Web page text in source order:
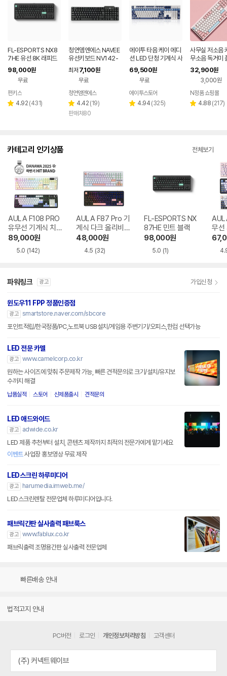
FL-ESPORTS NX8
7HE 유선 8K 래피드
트리거 자석축 키보드
민트 블랙, 저소음스톰
98,000원
무료
페이
펀키스
별 4.92 리
(431)
청연엠엔에스 NAVEE
유선키보드 NV142-
KB15U 저소음 슬림
블랙
최저 7,100원
무료
청연엠엔에스
별
점
4.42 리
뷰
(19)
판매처80
에이투 타음 케이 에디
션 LED 단청 기계식 사
무용 유선 키보드 고려
청자, 적축
69,500원
무료
에이투스토어
별 4.94 리
(325)
사무실 저소음
무소음 독거미
조용한 컴퓨터
핑크 유선 사무
32,900원
3,000원
N정품 쇼핑몰
별 4.88 리
(217)
카테고리 인기상품 전체보기
AULA F108 PRO
유무선 기계식 치즈
화이트 한글
89,000원
5.0 (142)
AULA F87 Pro 기
계식 다크 올리비아
한글
48,000원
4.5 (32)
FL-ESPORTS NX
87HE 민트 블랙
98,000원
5.0 (1)
무선
블랙
파워링크 광고 가입신청
윈도우11 FPP 정품인증점
광고 smartstore.naver.com/sbcore
포인트적립/한국정품/PC,노트북 USB설치/게임용 주변기기/오피스,한컴 선택가능
LED 전문 카멜
광고 www.camelcorp.co.kr
원하는 사이즈에 맞춰 주문제작 가능, 빠른 견적문의로 크기/설치/유지보
수까지 해결
납품실적 스토어 신제품출시 견적문의
LED 애드와이드
광고
adwide.co.kr
LED 제품 추천부터 설치, 콘텐츠 제작까지 최적의 전문가에게 맡기세요
이벤트사업장 홍보영상 무료 제작
LED스크린 하루미디어
광고
harumedia.imweb.me/
LED스크린렌탈 전문업체 하루미디어입니다.
패브릭간판 실사출력 패브룩스
광고 www.fablux.co.kr
패브릭출력 조명용간판 실사출력 전문업체
빠른배송 안내
법적고지 안내
PC버전 로그인 개인정보처리방침 고객센터
(주) 커넥트웨이브